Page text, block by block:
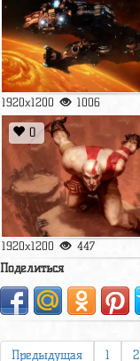
1920x1200 1006
0
1920x1200 447
Поделиться
Предыдущая 1 2